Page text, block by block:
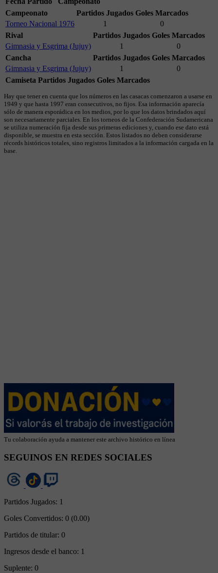
Campeonato
Partidos Jugados Goles Marcados
Torneo Nacional 1976
1
0
Rival
Partidos Jugados Goles Marcados
Gimnasia y Esgrima (Jujuy)
1
0
Cancha
Partidos Jugados Goles Marcados
Gimnasia y Esgrima (Jujuy)
1
0
Camiseta Partidos Jugados Goles Marcados
Hay que tener en cuenta que los números en las casacas comenzaron a usarse en
1949 y que hasta 1997 eran consecutivos, no fijos. Esa información aparecía
sólo de manera esporádica en los medios, por lo que los datos brindados aquí
son necesariamente parciales. En los torneos de la Confederación Sudamericana
se utiliza numeración fija desde sus primeras ediciones y, cuando ese dato está
disponible, se muestra en esta sección. Estos listados no deben considerarse
récords históricos totales, sino registros limitados a la información cargada en la
base.
Tu colaboración ayuda a mantener este archivo histórico en línea
SEGUINOS EN REDES SOCIALES
Partidos Jugados: 1
Goles Convertidos: 0 (0.00)
Partidos de titular: 0
Ingresos desde el banco: 1
Suplente: 0